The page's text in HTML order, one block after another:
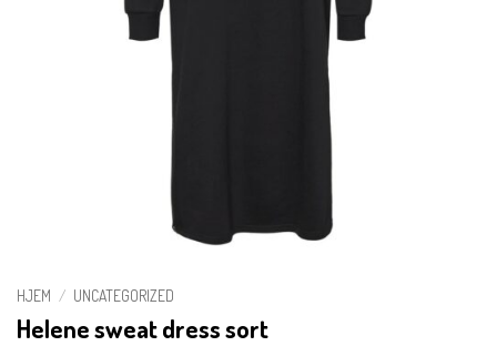
HJEM / UNCATEGORIZED
Helene sweat dress sort